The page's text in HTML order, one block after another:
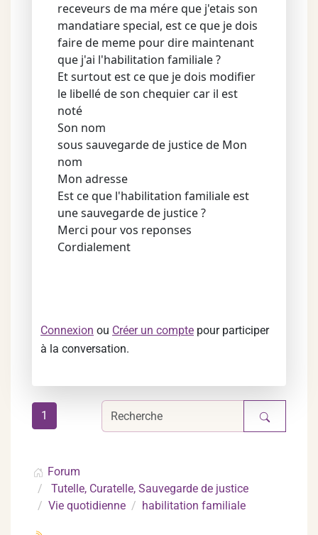
receveurs de ma mére que j'etais son
mandatiare special, est ce que je dois
faire de meme pour dire maintenant
que j'ai l'habilitation familiale ?
Et surtout est ce que je dois modifier
le libellé de son chequier car il est
noté
Son nom
sous sauvegarde de justice de Mon
nom
Mon adresse
Est ce que l'habilitation familiale est
une sauvegarde de justice ?
Merci pour vos reponses
Cordialement
Connexion ou Créer un compte pour participer
à la conversation.
1
Forum
Tutelle, Curatelle, Sauvegarde de justice
Vie quotidienne
habilitation familiale